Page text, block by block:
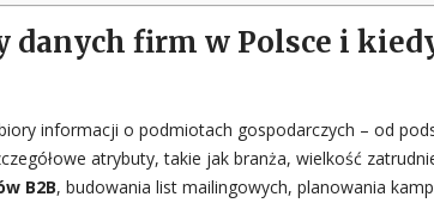
danych firm w Polsce i
informacji o podmiotach gospodarczych – od
atrybuty, takie jak branża, wielkość
B2B, budowania list mailingowych, planowania